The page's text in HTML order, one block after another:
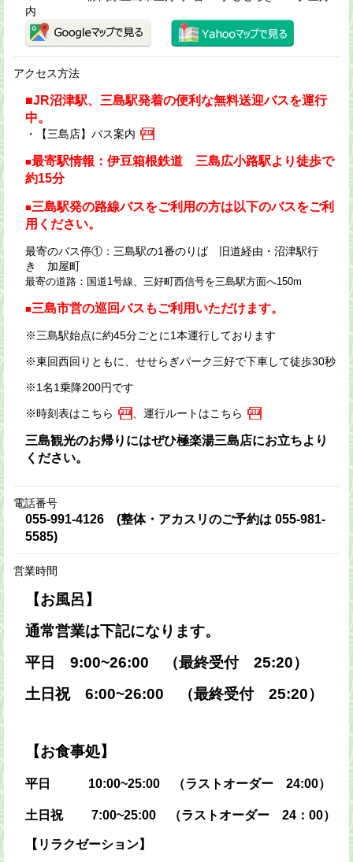
内
アクセス方法
■J R沼津駅、三島駅発着の便利な無料送迎バスを運行
中。
・ 【三島店】バス案内
■最寄駅情報：伊豆箱根鉄道 三島広小路駅より徒歩で
約15分
■三島駅発の路線バスをご利用の方は以下のバスをご利
用ください。
最寄のバス停①：三島駅の1番のりば 旧道経由・沼津駅行
き 加屋町
最寄の道路：国道1号線、三好町西信号を三島駅方面へ150m
■三島市営の巡回バスもご利用いただけます。
※三島駅始点に約45分ごとに1本運行しております
※東回西回りともに、せせらぎパーク三好で下車して徒歩30秒
※1名1乗降200円です
※時刻表はこちら 、運行ルートはこちら
三島観光のお帰りにはぜひ極楽湯三島店にお立ちより
ください。
電話番号
055-991-4126 (整体・アカスリのご予約は 055-981-
5585)
営業時間
【お風呂】
通常営業は下記になります。
平日 9:00~26:00 （最終受付 25:20）
土日祝 6:00~26:00 （最終受付 25:20）
【お食事処】
平日 10:00~25:00 （ラストオーダー 24:00）
土日祝 7:00~25:00 （ラストオーダー 24：00）
【リラクゼーション】